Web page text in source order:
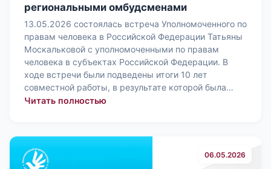
региональными омбудсменами
13.05.2026 состоялась встреча Уполномоченного по
правам человека в Российской Федерации Татьяны
Москальковой с уполномоченными по правам
человека в субъектах Российской Федерации. В
ходе встречи были подведены итоги 10 лет
совместной работы, в результате которой была…
Читать полностью: Татьяна Москалькова провела
06.05.2026